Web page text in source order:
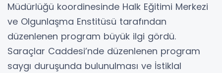
Müdürlüğü koordinesinde Halk Eğitimi Merkezi
ve Olgunlaşma Enstitüsü tarafından
düzenlenen program büyük ilgi gördü.
Saraçlar Caddesi’nde düzenlenen program
saygı duruşunda bulunulması ve İstiklal